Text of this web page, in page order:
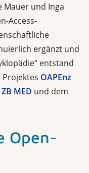
Mauer und Inga
Access-
ergänzt und
entstand
Projektes OAPEnz
ZB MED und dem
Open-